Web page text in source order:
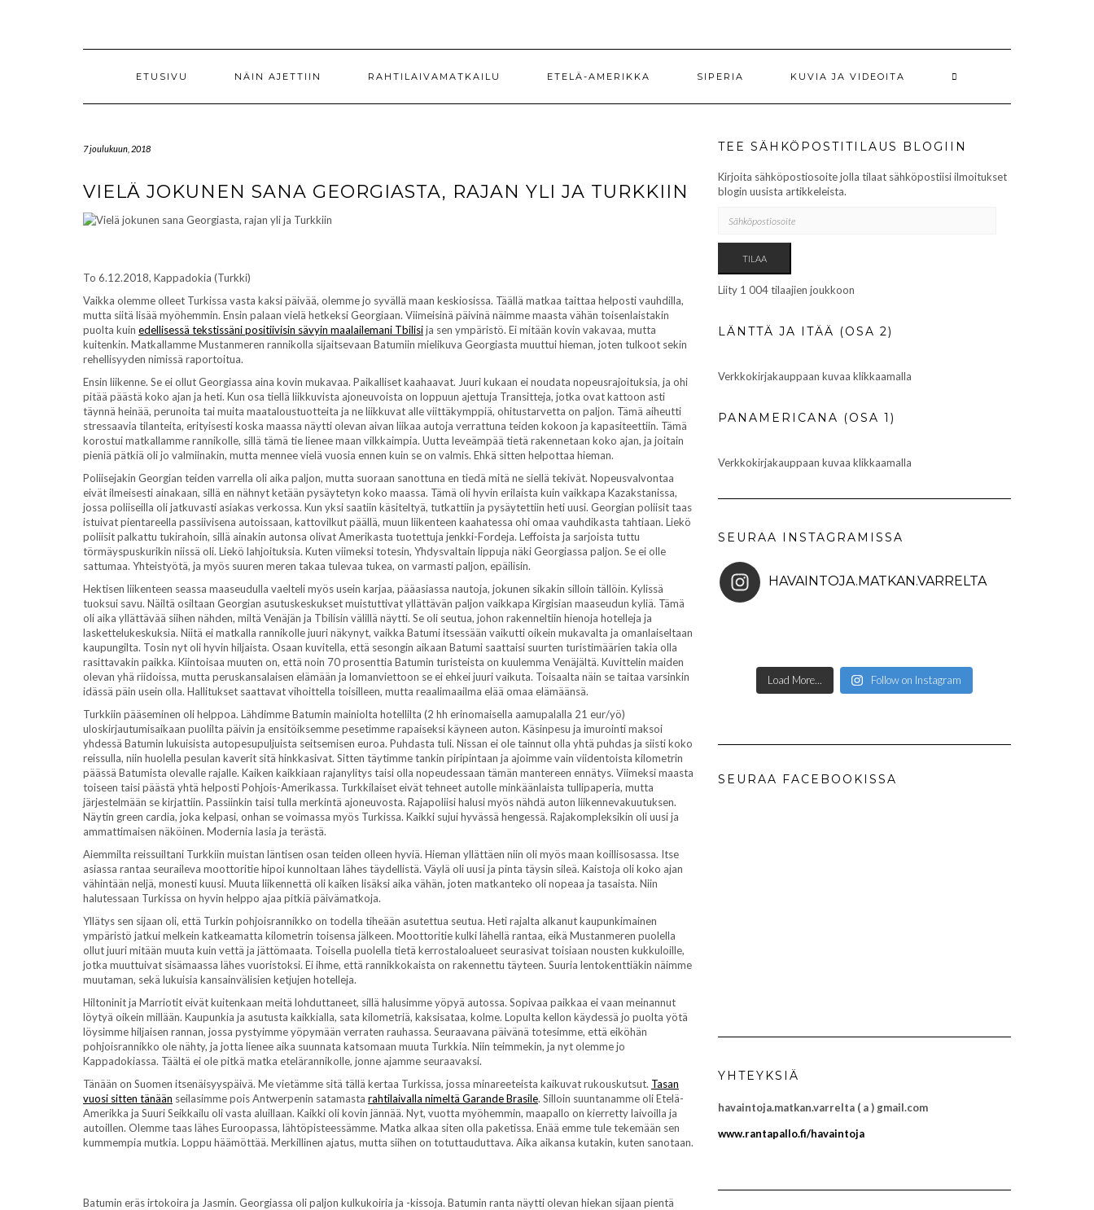
ETUSIVU NÄIN AJETTIIN RAHTILAIVAMATKAILU ETELÄ-AMERIKKA SIPERIA KUVIA JA VIDEOITA
7 joulukuun, 2018
VIELÄ JOKUNEN SANA GEORGIASTA, RAJAN YLI JA TURKKIIN
To 6.12.2018, Kappadokia (Turkki)
Vaikka olemme olleet Turkissa vasta kaksi päivää, olemme jo syvällä maan keskiosissa. Täällä matkaa taittaa helposti vauhdilla,
mutta siitä lisää myöhemmin. Ensin palaan vielä hetkeksi Georgiaan. Viimeisinä päivinä näimme maasta vähän toisenlaistakin
puolta kuin edellisessä tekstissäni positiivisin sävyin maalailemani Tbilisija sen ympäristö. Ei mitään kovin vakavaa, mutta
kuitenkin. Matkallamme Mustanmeren rannikolla sijaitsevaan Batumiin mielikuva Georgiasta muuttui hieman, joten tulkoot sekin
rehellisyyden nimissä raportoitua.
Ensin liikenne. Se ei ollut Georgiassa aina kovin mukavaa. Paikalliset kaahaavat. Juuri kukaan ei noudata nopeusrajoituksia, ja ohi
pitää päästä koko ajan ja heti. Kun osa tiellä liikkuvista ajoneuvoista on loppuun ajettuja Transitteja, jotka ovat kattoon asti
täynnä heinää, perunoita tai muita maataloustuotteita ja ne liikkuvat alle viittäkymppiä, ohitustarvetta on paljon. Tämä aiheutti
stressaavia tilanteita, erityisesti koska maassa näytti olevan aivan liikaa autoja verrattuna teiden kokoon ja kapasiteettiin. Tämä
korostui matkallamme rannikolle, sillä tämä tie lienee maan vilkkaimpia. Uutta leveämpää tietä rakennetaan koko ajan, ja joitain
pieniä pätkiä oli jo valmiinakin, mutta mennee vielä vuosia ennen kuin se on valmis. Ehkä sitten helpottaa hieman.
Poliisejakin Georgian teiden varrella oli aika paljon, mutta suoraan sanottuna en tiedä mitä ne siellä tekivät. Nopeusvalvontaa
eivät ilmeisesti ainakaan, sillä en nähnyt ketään pysäytetyn koko maassa. Tämä oli hyvin erilaista kuin vaikkapa Kazakstanissa,
jossa poliiseilla oli jatkuvasti asiakas verkossa. Kun yksi saatiin käsiteltyä, tutkattiin ja pysäytettiin heti uusi. Georgian poliisit taas
istuivat pientareella passiivisena autoissaan, kattovilkut päällä, muun liikenteen kaahatessa ohi omaa vauhdikasta tahtiaan. Liekö
poliisit palkattu tukirahoin, sillä ainakin autonsa olivat Amerikasta tuotettuja jenkki-Fordeja. Leffoista ja sarjoista tuttu
törmäyspuskurikin niissä oli. Liekö lahjoituksia. Kuten viimeksi totesin, Yhdysvaltain lippuja näki Georgiassa paljon. Se ei olle
sattumaa. Yhteistyötä, ja myös suuren meren takaa tulevaa tukea, on varmasti paljon, epäilisin.
Hektisen liikenteen seassa maaseudulla vaelteli myös usein karjaa, pääasiassa nautoja, jokunen sikakin silloin tällöin. Kylissä
tuoksui savu. Näiltä osiltaan Georgian asutuskeskukset muistuttivat yllättävän paljon vaikkapa Kirgisian maaseudun kyliä. Tämä
oli aika yllättävää siihen nähden, miltä Venäjän ja Tbilisin välillä näytti. Se oli seutua, johon rakenneltiin hienoja hotelleja ja
laskettelukeskuksia. Niitä ei matkalla rannikolle juuri näkynyt, vaikka Batumi itsessään vaikutti oikein mukavalta ja omanlaiseltaan
kaupungilta. Tosin nyt oli hyvin hiljaista. Osaan kuvitella, että sesongin aikaan Batumi saattaisi suurten turistimäärien takia olla
rasittavakin paikka. Kiintoisaa muuten on, että noin 70 prosenttia Batumin turisteista on kuulemma Venäjältä. Kuvittelin maiden
olevan yhä riidoissa, mutta peruskansalaisen elämään ja lomanviettoon se ei ehkei juuri vaikuta. Toisaalta näin se taitaa varsinkin
idässä päin usein olla. Hallitukset saattavat vihoittella toisilleen, mutta reaalimaailma elää omaa elämäänsä.
Turkkiin pääseminen oli helppoa. Lähdimme Batumin mainiolta hotellilta (2 hh erinomaisella aamupalalla 21 eur/yö)
uloskirjautumisaikaan puolilta päivin ja ensitöiksemme pesetimme rapaiseksi käyneen auton. Käsinpesu ja imurointi maksoi
yhdessä Batumin lukuisista autopesupuljuista seitsemisen euroa. Puhdasta tuli. Nissan ei ole tainnut olla yhtä puhdas ja siisti koko
reissulla, niin huolella pesulan kaverit sitä hinkkasivat. Sitten täytimme tankin piripintaan ja ajoimme vain viidentoista kilometrin
päässä Batumista olevalle rajalle. Kaiken kaikkiaan rajanylitys taisi olla nopeudessaan tämän mantereen ennätys. Viimeksi maasta
toiseen taisi päästä yhtä helposti Pohjois-Amerikassa. Turkkilaiset eivät tehneet autolle minkäänlaista tullipaperia, mutta
järjestelmään se kirjattiin. Passiinkin taisi tulla merkintä ajoneuvosta. Rajapoliisi halusi myös nähdä auton liikennevakuutuksen.
Näytin green cardia, joka kelpasi, onhan se voimassa myös Turkissa. Kaikki sujui hyvässä hengessä. Rajakompleksikin oli uusi ja
ammattimaisen näköinen. Modernia lasia ja terästä.
Aiemmilta reissuiltani Turkkiin muistan läntisen osan teiden olleen hyviä. Hieman yllättäen niin oli myös maan koillisosassa. Itse
asiassa rantaa seuraileva moottoritie hipoi kunnoltaan lähes täydellistä. Väylä oli uusi ja pinta täysin sileä. Kaistoja oli koko ajan
vähintään neljä, monesti kuusi. Muuta liikennettä oli kaiken lisäksi aika vähän, joten matkanteko oli nopeaa ja tasaista. Niin
halutessaan Turkissa on hyvin helppo ajaa pitkiä päivämatkoja.
Yllätys sen sijaan oli, että Turkin pohjoisrannikko on todella tiheään asutettua seutua. Heti rajalta alkanut kaupunkimainen
ympäristö jatkui melkein katkeamatta kilometrin toisensa jälkeen. Moottoritie kulki lähellä rantaa, eikä Mustanmeren puolella
ollut juuri mitään muuta kuin vettä ja jättömaata. Toisella puolella tietä kerrostaloalueet seurasivat toisiaan nousten kukkuloille,
jotka muuttuivat sisämaassa lähes vuoristoksi. Ei ihme, että rannikkokaista on rakennettu täyteen. Suuria lentokenttiäkin näimme
muutaman, sekä lukuisia kansainvälisien ketjujen hotelleja.
Hiltoninit ja Marriotit eivät kuitenkaan meitä lohduttaneet, sillä halusimme yöpyä autossa. Sopivaa paikkaa ei vaan meinannut
löytyä oikein millään. Kaupunkia ja asutusta kaikkialla, sata kilometriä, kaksisataa, kolme. Lopulta kellon käydessä jo puolta yötä
löysimme hiljaisen rannan, jossa pystyimme yöpymään verraten rauhassa. Seuraavana päivänä totesimme, että eiköhän
pohjoisrannikko ole nähty, ja jotta lienee aika suunnata katsomaan muuta Turkkia. Niin teimmekin, ja nyt olemme jo
Kappadokiassa. Täältä ei ole pitkä matka etelärannikolle, jonne ajamme seuraavaksi.
Tänään on Suomen itsenäisyyspäivä. Me vietämme sitä tällä kertaa Turkissa, jossa minareeteista kaikuvat rukouskutsut. Tasan
vuosi sitten tänään seilasimme pois Antwerpenin satamasta rahtilaivalla nimeltä Garande Brasile. Silloin suuntanamme oli Etelä-
Amerikka ja Suuri Seikkailu oli vasta aluillaan. Kaikki oli kovin jännää. Nyt, vuotta myöhemmin, maapallo on kierretty laivoilla ja
autoillen. Olemme taas lähes Euroopassa, lähtöpisteessämme. Matka alkaa siten olla paketissa. Enää emme tule tekemään sen
kummempia mutkia. Loppu häämöttää. Merkillinen ajatus, mutta siihen on totuttauduttava. Aika aikansa kutakin, kuten sanotaan.
Batumin eräs irtokoira ja Jasmin. Georgiassa oli paljon kulkukoiria ja -kissoja. Batumin ranta näytti olevan hiekan sijaan pientä
TEE SÄHKÖPOSTITILAUS BLOGIIN
Kirjoita sähköpostiosoite jolla tilaat sähköpostiisi ilmoitukset
blogin uusista artikkeleista.
TILAA
Liity 1 004 tilaajien joukkoon
LÄNTTÄ JA ITÄÄ (OSA 2)
Verkkokirjakauppaan kuvaa klikkaamalla
PANAMERICANA (OSA 1)
Verkkokirjakauppaan kuvaa klikkaamalla
SEURAA INSTAGRAMISSA
HAVAINTOJA.MATKAN.VARRELTA
Load More... Follow on Instagram
SEURAA FACEBOOKISSA
YHTEYKSIÄ
havaintoja.matkan.varrelta ( a ) gmail.com
www.rantapallo.fi/havaintoja